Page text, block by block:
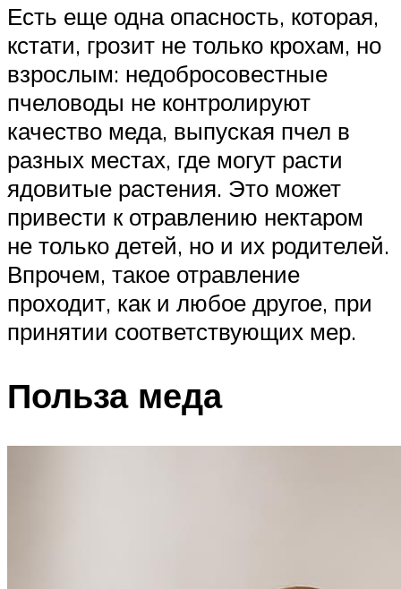
Есть еще одна опасность, которая,
кстати, грозит не только крохам, но
взрослым: недобросовестные
пчеловоды не контролируют
качество меда, выпуская пчел в
разных местах, где могут расти
ядовитые растения. Это может
привести к отравлению нектаром
не только детей, но и их родителей.
Впрочем, такое отравление
проходит, как и любое другое, при
принятии соответствующих мер.
Польза меда